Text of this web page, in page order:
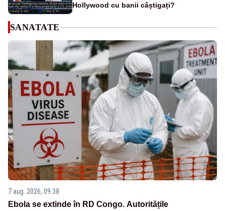
Hollywood cu banii câștigați?
SANATATE
7 aug. 2026, 09:38
Ebola se extinde în RD Congo. Autoritățile